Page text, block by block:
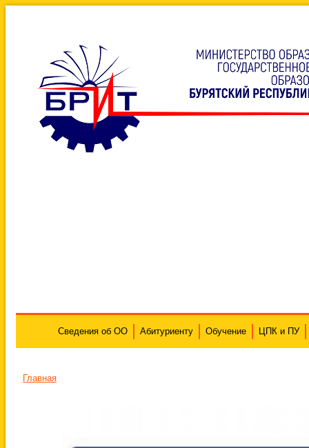
Сведения об ОО Абитуриенту Обучение ЦПК и ПУ
Главная